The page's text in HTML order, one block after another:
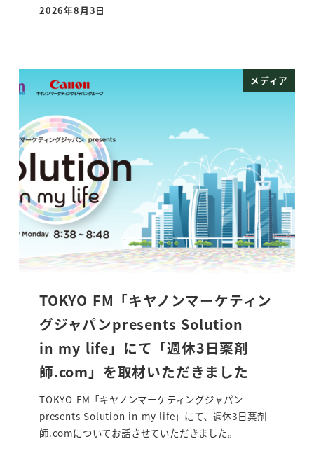
投稿日
2026年8月3日
メディア
TOKYO FM「キヤノンマーケティン
グジャパンpresents Solution
in my life」にて「週休3日薬剤
師.com」を取材いただきました
TOKYO FM「キヤノンマーケティングジャパン
presents Solution in my life」にて、週休3日薬剤
師.comについてお話させていただきました。